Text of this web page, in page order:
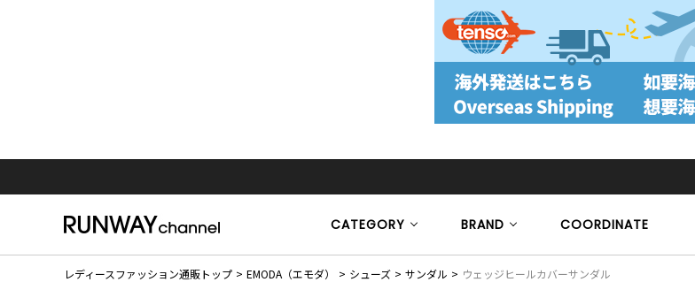
CATEGORY BRAND COORDINATE
レディースファッション通販トップ EMODA（エモダ） シューズ サンダル ウェッジヒールカバーサンダル